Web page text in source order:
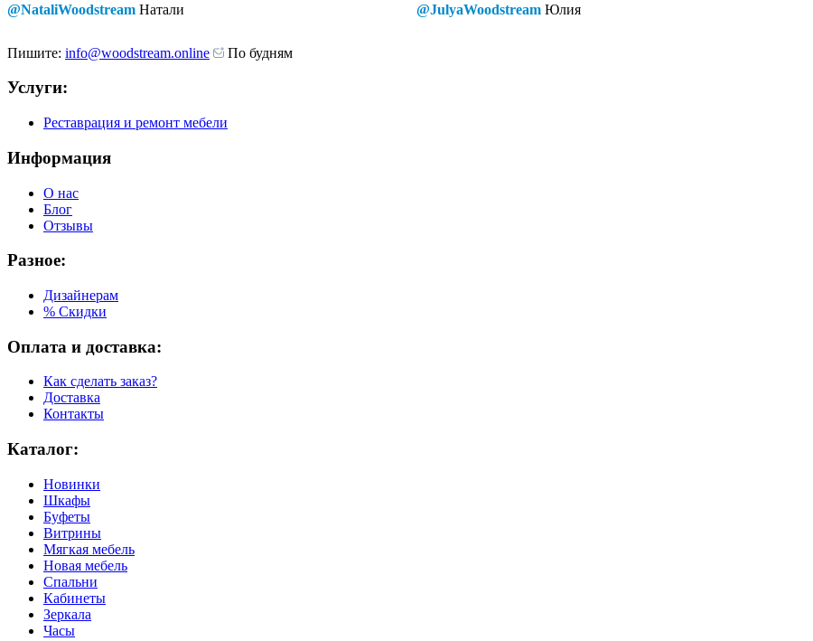
@NataliWoodstream Натали @JulyaWoodstream Юлия
Пишите: info@woodstream.online По будням
Услуги:
Реставрация и ремонт мебели
Информация
О нас
Блог
Отзывы
Разное:
Дизайнерам
% Скидки
Оплата и доставка:
Как сделать заказ?
Доставка
Контакты
Каталог:
Новинки
Шкафы
Буфеты
Витрины
Мягкая мебель
Новая мебель
Спальни
Кабинеты
Зеркала
Часы